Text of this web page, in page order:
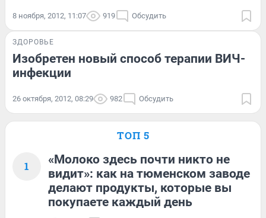
8 ноября, 2012, 11:07 919 Обсудить
ЗДОРОВЬЕ
Изобретен новый способ терапии ВИЧ-
инфекции
26 октября, 2012, 08:29 982 Обсудить
ТОП 5
1
«Молоко здесь почти никто не
видит»: как на тюменском заводе
делают продукты, которые вы
покупаете каждый день